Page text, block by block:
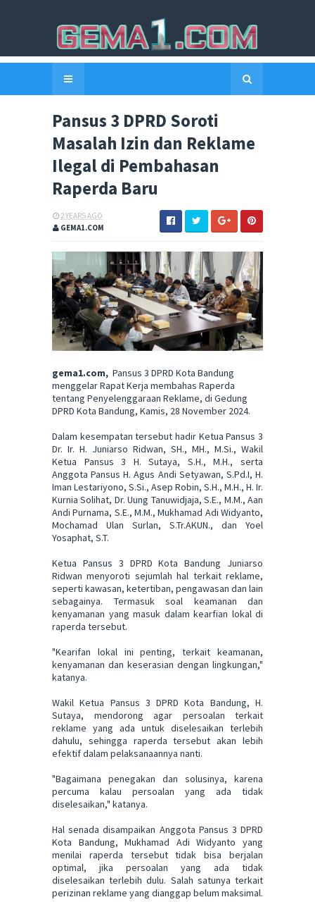
Pansus 3 DPRD Soroti
Masalah Izin dan Reklame
Ilegal di Pembahasan
Raperda Baru
2 YEARS AGO
GEMA1.COM
gema1.com, Pansus 3 DPRD Kota Bandung
menggelar Rapat Kerja membahas Raperda
tentang Penyelenggaraan Reklame, di Gedung
DPRD Kota Bandung, Kamis, 28 November 2024.
Dalam kesempatan tersebut hadir Ketua Pansus 3
Dr. Ir. H. Juniarso Ridwan, SH., MH., M.Si., Wakil
Ketua Pansus 3 H. Sutaya, S.H., M.H., serta
Anggota Pansus H. Agus Andi Setyawan, S.Pd.I, H.
Iman Lestariyono, S.Si., Asep Robin, S.H., M.H., H. Ir.
Kurnia Solihat, Dr. Uung Tanuwidjaja, S.E., M.M., Aan
Andi Purnama, S.E., M.M., Mukhamad Adi Widyanto,
Mochamad Ulan Surlan, S.Tr.AKUN., dan Yoel
Yosaphat, S.T.
Ketua Pansus 3 DPRD Kota Bandung Juniarso
Ridwan menyoroti sejumlah hal terkait reklame,
seperti kawasan, ketertiban, pengawasan dan lain
sebagainya. Termasuk soal keamanan dan
kenyamanan yang masuk dalam kearfian lokal di
raperda tersebut.
"Kearifan lokal ini penting, terkait keamanan,
kenyamanan dan keserasian dengan lingkungan,"
katanya.
Wakil Ketua Pansus 3 DPRD Kota Bandung, H.
Sutaya, mendorong agar persoalan terkait
reklame yang ada untuk diselesaikan terlebih
dahulu, sehingga raperda tersebut akan lebih
efektif dalam pelaksanaannya nanti.
"Bagaimana penegakan dan solusinya, karena
percuma kalau persoalan yang ada tidak
diselesaikan," katanya.
Hal senada disampaikan Anggota Pansus 3 DPRD
Kota Bandung, Mukhamad Adi Widyanto yang
menilai raperda tersebut tidak bisa berjalan
optimal, jika persoalan yang ada tidak
diselesaikan terlebih dulu. Salah satunya terkait
perizinan reklame yang dianggap belum maksimal.